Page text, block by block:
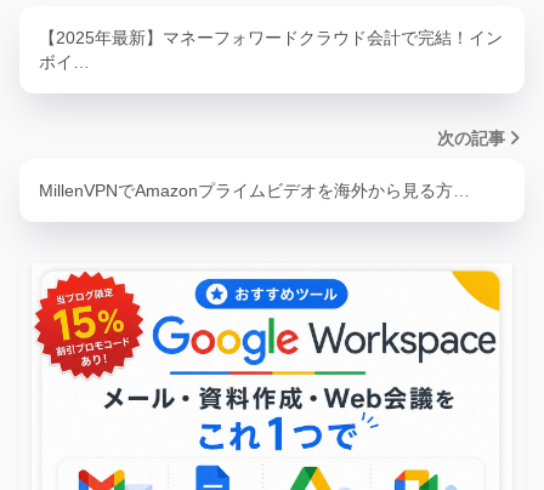
【2025年最新】マネーフォワードクラウド会計で完結！イン
ボイ…
次の記事
MillenVPNでAmazonプライムビデオを海外から見る方…